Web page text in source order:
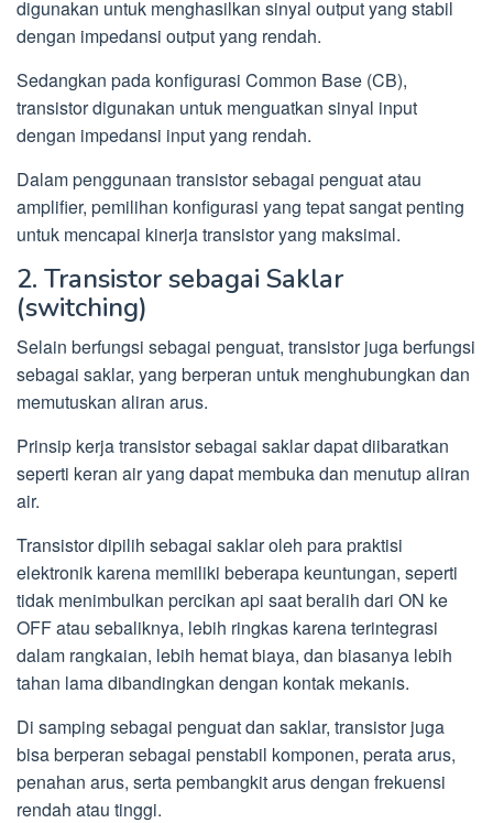
digunakan untuk menghasilkan sinyal output yang stabil
dengan impedansi output yang rendah.
Sedangkan pada konfigurasi Common Base (CB),
transistor digunakan untuk menguatkan sinyal input
dengan impedansi input yang rendah.
Dalam penggunaan transistor sebagai penguat atau
amplifier, pemilihan konfigurasi yang tepat sangat penting
untuk mencapai kinerja transistor yang maksimal.
2. Transistor sebagai Saklar
(switching)
Selain berfungsi sebagai penguat, transistor juga berfungsi
sebagai saklar, yang berperan untuk menghubungkan dan
memutuskan aliran arus.
Prinsip kerja transistor sebagai saklar dapat diibaratkan
seperti keran air yang dapat membuka dan menutup aliran
air.
Transistor dipilih sebagai saklar oleh para praktisi
elektronik karena memiliki beberapa keuntungan, seperti
tidak menimbulkan percikan api saat beralih dari ON ke
OFF atau sebaliknya, lebih ringkas karena terintegrasi
dalam rangkaian, lebih hemat biaya, dan biasanya lebih
tahan lama dibandingkan dengan kontak mekanis.
Di samping sebagai penguat dan saklar, transistor juga
bisa berperan sebagai penstabil komponen, perata arus,
penahan arus, serta pembangkit arus dengan frekuensi
rendah atau tinggi.